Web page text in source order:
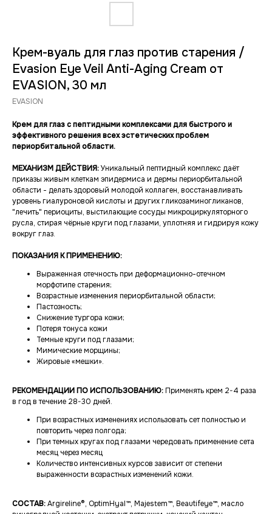
Крем-вуаль для глаз против старения /
Evasion Eye Veil Anti-Aging Cream от
EVASION, 30 мл
EVASION
Крем для глаз с пептидными комплексами для быстрого и
эффективного решения всех эстетических проблем
периорбитальной области.
МЕХАНИЗМ ДЕЙСТВИЯ:Уникальный пептидный комплекс даёт
приказы живым клеткам эпидермиса и дермы периорбитальной
области - делать здоровый молодой коллаген, восстанавливать
уровень гиалуроновой кислоты и других гликозаминогликанов,
"лечить" периоциты, выстилающие сосуды микроциркуляторного
русла, стирая чёрные круги под глазами, уплотняя и гидрируя кожу
вокруг глаз.
ПОКАЗАНИЯ К ПРИМЕНЕНИЮ:
Выраженная отечность при деформационно-отечном
морфотипе старения;
Возрастные изменения периорбитальной области;
Пастозность;
Снижение тургора кожи;
Потеря тонуса кожи
Темные круги под глазами;
Мимические морщины;
Жировые «мешки».
РЕКОМЕНДАЦИИ ПО ИСПОЛЬЗОВАНИЮ:Применять крем 2-4 раза
в год в течение 28-30 дней.
При возрастных изменениях использовать сет полностью и
повторить через полгода;
При темных кругах под глазами чередовать применение сета
месяц через месяц
Количество интенсивных курсов зависит от степени
выраженности возрастных изменений кожи.
СОСТАВ:Argireline®, OptimHyal™, Majestem™, Beautifeye™, масло